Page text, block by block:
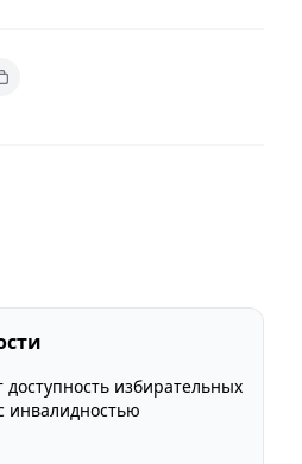
избирательных
инвалидностью